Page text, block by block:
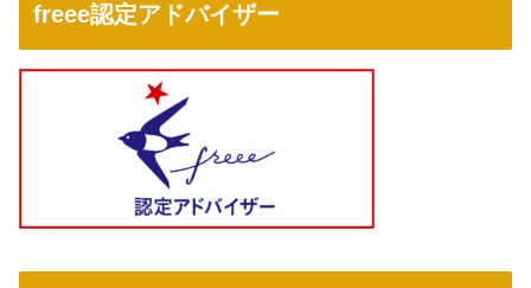
freee認定アドバイザー